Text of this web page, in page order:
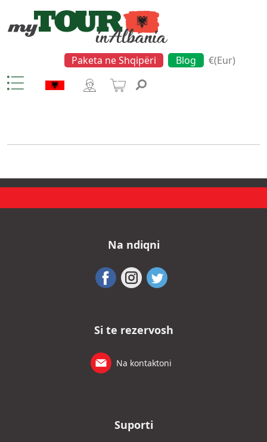
Paketa ne Shqipëri Blog €(Eur)
Na ndiqni
Si te rezervosh
Na kontaktoni
Suporti